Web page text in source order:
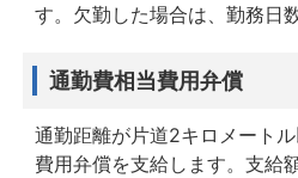
す。欠勤した場合は、勤務日
通勤費相当費用弁償
通勤距離が片道2キロメート
費用弁償を支給します。支給